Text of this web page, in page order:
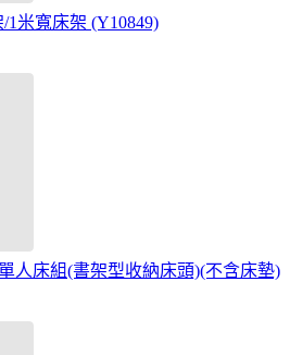
1米寬床架 (Y10849)
人床組(書架型收納床頭)(不含床墊)